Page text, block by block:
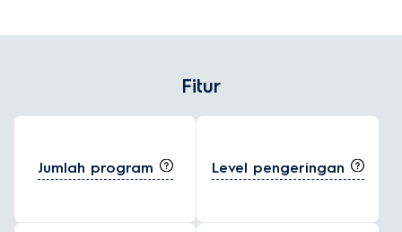
Fitur
Jumlah program Level pengeringan